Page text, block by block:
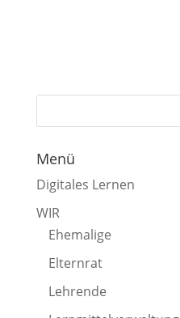
Menü
Digitales Lernen
WIR
Ehemalige
Elternrat
Lehrende